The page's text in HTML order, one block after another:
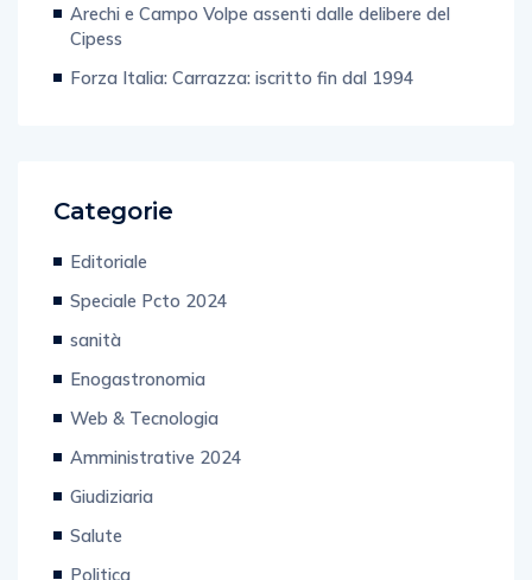
Arechi e Campo Volpe assenti dalle delibere del
Cipess
Forza Italia: Carrazza: iscritto fin dal 1994
Categorie
Editoriale
Speciale Pcto 2024
sanità
Enogastronomia
Web & Tecnologia
Amministrative 2024
Giudiziaria
Salute
Politica